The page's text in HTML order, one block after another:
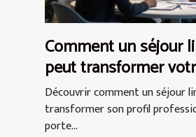
Comment un séjour
peut transformer
professionnel ?
Découvrir comment un séjour
transformer son profil
porte...